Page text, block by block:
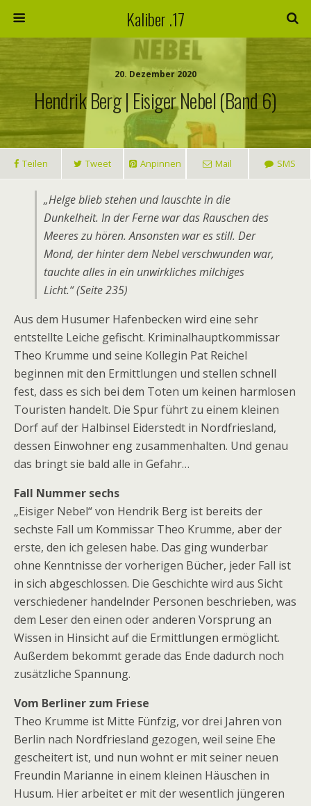
Kaliber .17
20. Dezember 2020
Hendrik Berg | Eisiger Nebel (Band 6)
Teilen Tweet Anpinnen Mail SMS
„Helge blieb stehen und lauschte in die
Dunkelheit. In der Ferne war das Rauschen des
Meeres zu hören. Ansonsten war es still. Der
Mond, der hinter dem Nebel verschwunden war,
tauchte alles in ein unwirkliches milchiges
Licht.“ (Seite 235)
Aus dem Husumer Hafenbecken wird eine sehr
entstellte Leiche gefischt. Kriminalhauptkommissar
Theo Krumme und seine Kollegin Pat Reichel
beginnen mit den Ermittlungen und stellen schnell
fest, dass es sich bei dem Toten um keinen harmlosen
Touristen handelt. Die Spur führt zu einem kleinen
Dorf auf der Halbinsel Eiderstedt in Nordfriesland,
dessen Einwohner eng zusammenhalten. Und genau
das bringt sie bald alle in Gefahr…
Fall Nummer sechs
„Eisiger Nebel“ von Hendrik Berg ist bereits der
sechste Fall um Kommissar Theo Krumme, aber der
erste, den ich gelesen habe. Das ging wunderbar
ohne Kenntnisse der vorherigen Bücher, jeder Fall ist
in sich abgeschlossen. Die Geschichte wird aus Sicht
verschiedener handelnder Personen beschrieben, was
dem Leser den einen oder anderen Vorsprung an
Wissen in Hinsicht auf die Ermittlungen ermöglicht.
Außerdem bekommt gerade das Ende dadurch noch
zusätzliche Spannung.
Vom Berliner zum Friese
Theo Krumme ist Mitte Fünfzig, vor drei Jahren von
Berlin nach Nordfriesland gezogen, weil seine Ehe
gescheitert ist, und nun wohnt er mit seiner neuen
Freundin Marianne in einem kleinen Häuschen in
Husum. Hier arbeitet er mit der wesentlich jüngeren